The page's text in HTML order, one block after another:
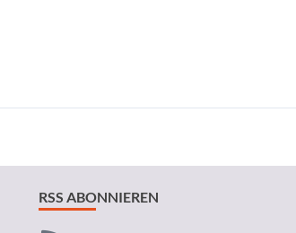
RSS ABONNIEREN